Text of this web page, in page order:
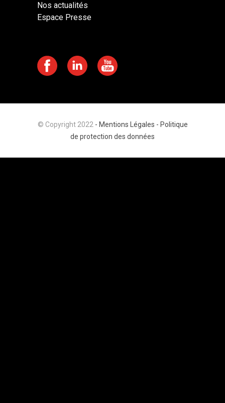
Nos actualités
Espace Presse
© Copyright 2022 - Mentions Légales - Politique
de protection des données